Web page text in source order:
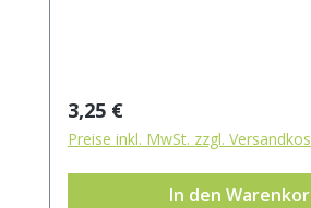
Regulärer Preis:
3,25 €
Preise inkl. MwSt. zzgl.
In den